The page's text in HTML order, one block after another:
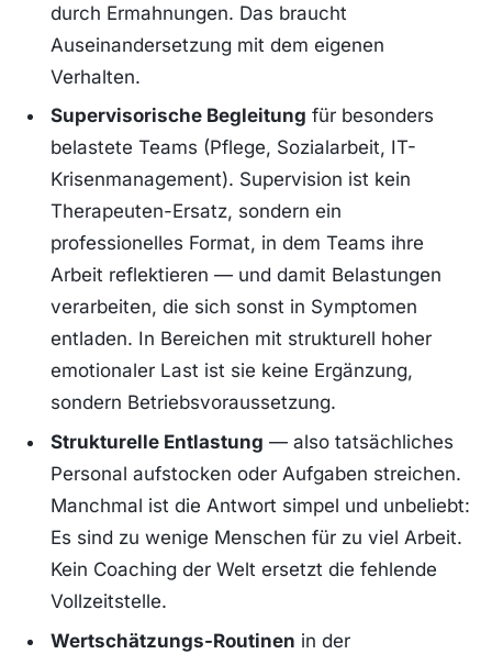
durch Ermahnungen. Das braucht
Auseinandersetzung mit dem eigenen
Verhalten.
Supervisorische Begleitung für besonders
belastete Teams (Pflege, Sozialarbeit, IT-
Krisenmanagement). Supervision ist kein
Therapeuten-Ersatz, sondern ein
professionelles Format, in dem Teams ihre
Arbeit reflektieren — und damit Belastungen
verarbeiten, die sich sonst in Symptomen
entladen. In Bereichen mit strukturell hoher
emotionaler Last ist sie keine Ergänzung,
sondern Betriebsvoraussetzung.
Strukturelle Entlastung — also tatsächliches
Personal aufstocken oder Aufgaben streichen.
Manchmal ist die Antwort simpel und unbeliebt:
Es sind zu wenige Menschen für zu viel Arbeit.
Kein Coaching der Welt ersetzt die fehlende
Vollzeitstelle.
Wertschätzungs-Routinen in der